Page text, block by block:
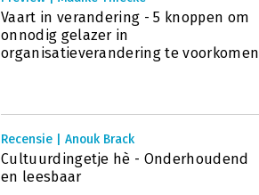
Vaart in verandering - 5 knoppen om
onnodig gelazer in
organisatieverandering te voorkomen
Recensie | Anouk Brack
Cultuurdingetje hè - Onderhoudend
en leesbaar